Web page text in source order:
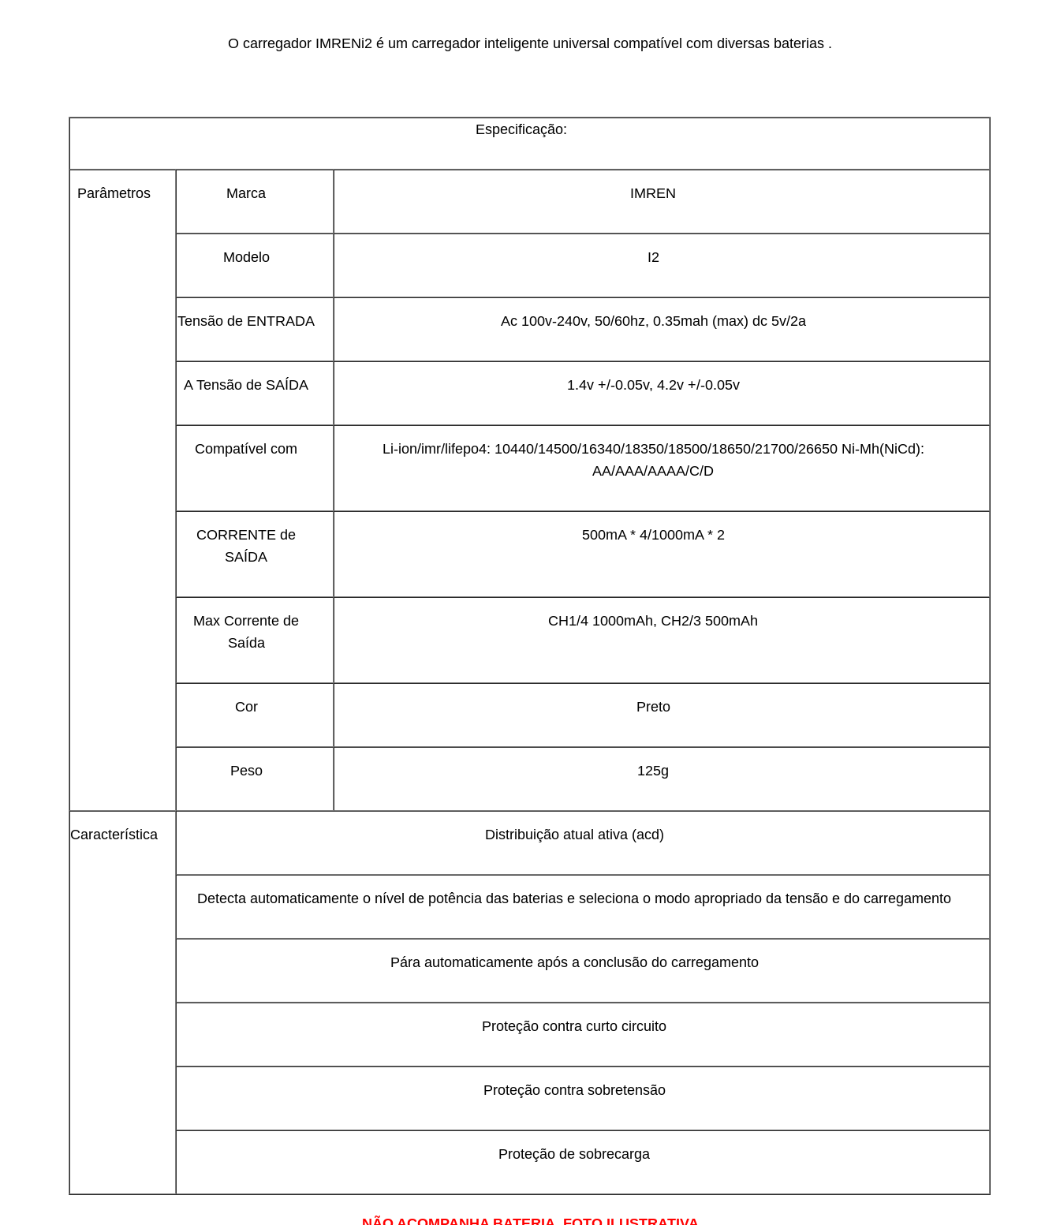
O carregador IMRENi2 é um carregador inteligente universal compatível com diversas baterias .
Especificação:
Parâmetros Marca IMREN
Modelo I2
Tensão de ENTRADA Ac 100v-240v, 50/60hz, 0.35mah (max) dc 5v/2a
A Tensão de SAÍDA 1.4v +/-0.05v, 4.2v +/-0.05v
Compatível com
Li-ion/imr/lifepo4: 10440/14500/16340/18350/18500/18650/21700/26650 Ni-Mh(NiCd):
AA/AAA/AAAA/C/D
CORRENTE de
SAÍDA
500mA * 4/1000mA * 2
Max Corrente de
Saída
CH1/4 1000mAh, CH2/3 500mAh
Cor Preto
Peso 125g
Característica Distribuição atual ativa (acd)
Detecta automaticamente o nível de potência das baterias e seleciona o modo apropriado da tensão e do carregamento
Pára automaticamente após a conclusão do carregamento
Proteção contra curto circuito
Proteção contra sobretensão
Proteção de sobrecarga